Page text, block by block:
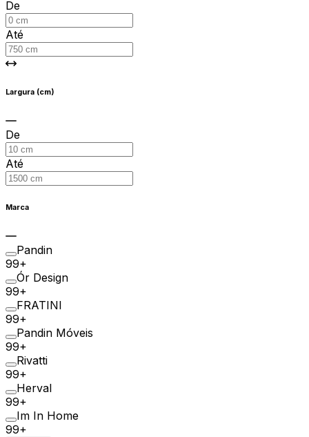
De
Até
Largura (cm)
De
Até
Marca
Pandin
99+
Ór Design
99+
FRATINI
99+
Pandin Móveis
99+
Rivatti
99+
Herval
99+
Im In Home
99+